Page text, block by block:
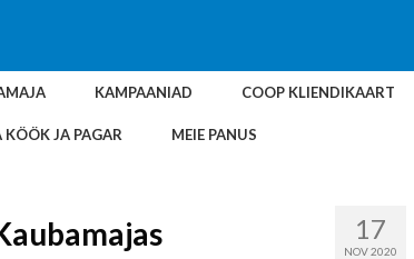
KAMPAANIAD COOP KLIENDIKAART
JA PAGAR MEIE PANUS
17
NOV 2020